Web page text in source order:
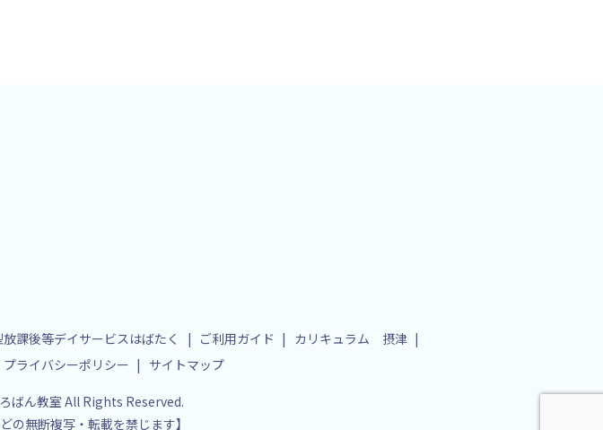
課後等デイサービスはばたく ご利用ガイド
カリキュラム 摂津
プライバシーポリシー サイトマップ
ばん教室 All Rights Reserved.
の無断複写・転載を禁じます】